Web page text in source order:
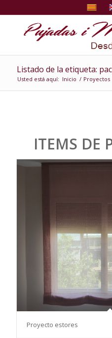
Listado de la etiqueta:
Usted está aquí: Inicio / Proyectos
ITEMS DE
Proyecto estores